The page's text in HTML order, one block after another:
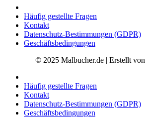
Häufig gestellte Fragen
Kontakt
Datenschutz-Bestimmungen (GDPR)
Geschäftsbedingungen
© 2025 Malbucher.de | Erstellt von
Häufig gestellte Fragen
Kontakt
Datenschutz-Bestimmungen (GDPR)
Geschäftsbedingungen